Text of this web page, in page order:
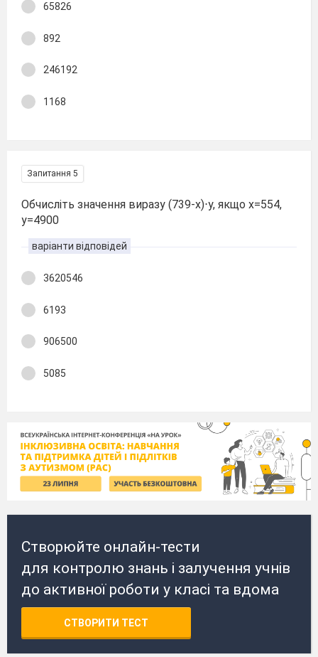
65826
892
246192
1168
Запитання 5
Обчисліть значення виразу (739-х)⋅у, якщо х=554,
у=4900
варіанти відповідей
3620546
6193
906500
5085
Створюйте онлайн-тести
для контролю знань і залучення учнів
до активної роботи у класі та вдома
СТВОРИТИ ТЕСТ